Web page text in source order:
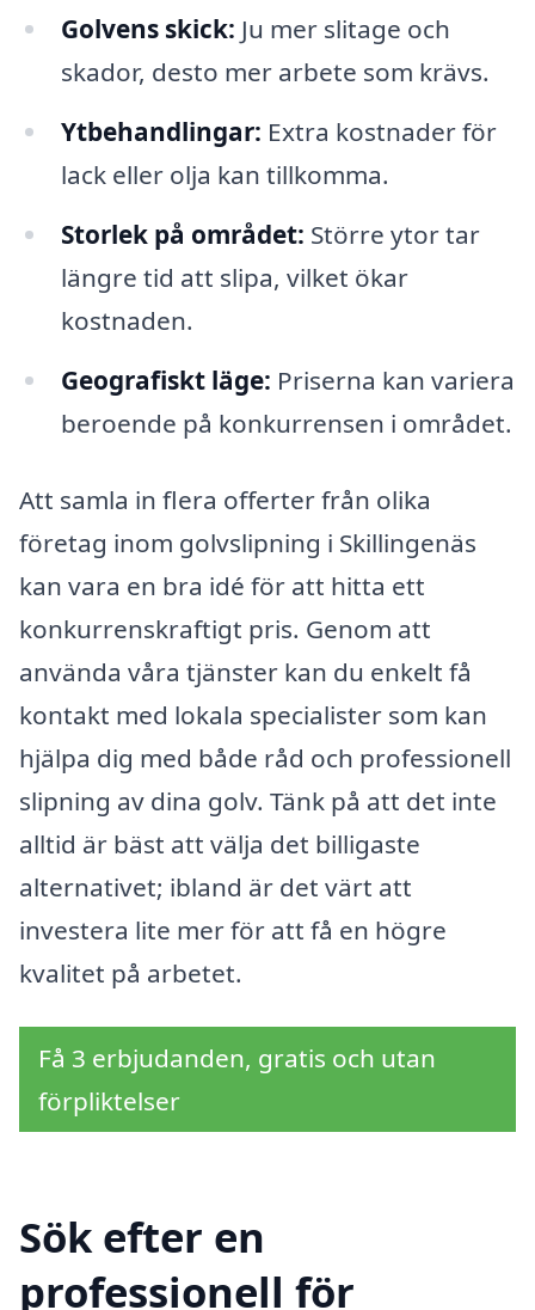
Golvens skick: Ju mer slitage och
skador, desto mer arbete som krävs.
Ytbehandlingar: Extra kostnader för
lack eller olja kan tillkomma.
Storlek på området: Större ytor tar
längre tid att slipa, vilket ökar
kostnaden.
Geografiskt läge: Priserna kan variera
beroende på konkurrensen i området.
Att samla in flera offerter från olika
företag inom golvslipning i Skillingenäs
kan vara en bra idé för att hitta ett
konkurrenskraftigt pris. Genom att
använda våra tjänster kan du enkelt få
kontakt med lokala specialister som kan
hjälpa dig med både råd och professionell
slipning av dina golv. Tänk på att det inte
alltid är bäst att välja det billigaste
alternativet; ibland är det värt att
investera lite mer för att få en högre
kvalitet på arbetet.
Få 3 erbjudanden, gratis och utan
förpliktelser
Sök efter en
professionell för